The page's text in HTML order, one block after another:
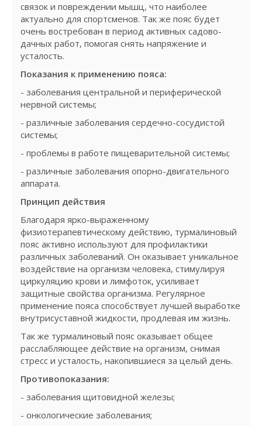
связок и повреждении мышц, что наиболее
актуально для спортсменов. Так же пояс будет
очень востребован в период активных садово-
дачных работ, помогая снять напряжение и
усталость.
Показания к применению пояса:
- заболевания центральной и периферической
нервной системы;
- различные заболевания сердечно-сосудистой
системы;
- проблемы в работе пищеварительной системы;
- различные заболевания опорно-двигательного
аппарата.
Принцип действия
Благодаря ярко-выраженному
физиотерапевтическому действию, турмалиновый
пояс активно используют для профилактики
различных заболеваний. Он оказывает уникальное
воздействие на организм человека, стимулируя
циркуляцию крови и лимфоток, усиливает
защитные свойства организма. Регулярное
применение пояса способствует лучшей выработке
внутрисуставной жидкости, продлевая им жизнь.
Так же турмалиновый пояс оказывает общее
расслабляющее действие на организм, снимая
стресс и усталость, накопившиеся за целый день.
Противопоказания:
- заболевания щитовидной железы;
- онкологические заболевания;